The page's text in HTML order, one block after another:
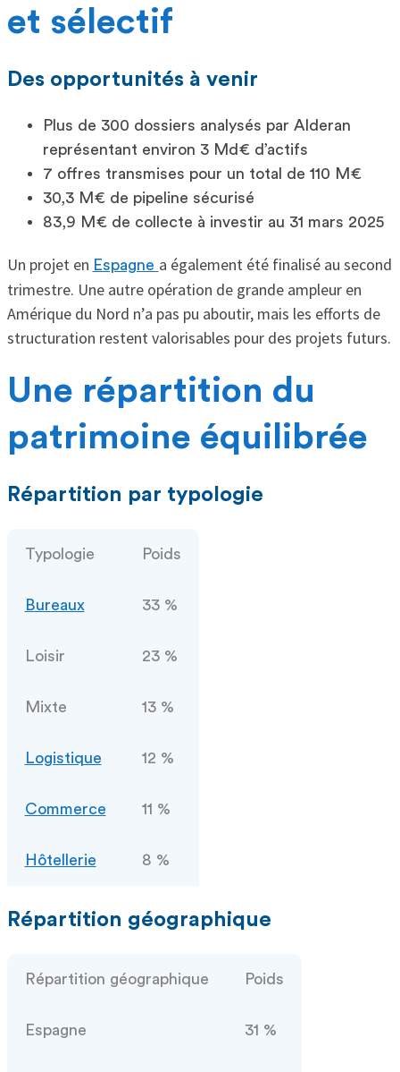
et sélectif
Des opportunités à venir
Plus de 300 dossiers analysés par Alderan
représentant environ 3 Md€ d’actifs
7 offres transmises pour un total de 110 M€
30,3 M€ de pipeline sécurisé
83,9 M€ de collecte à investir au 31 mars 2025
Un projet en Espagne a également été finalisé au second
trimestre. Une autre opération de grande ampleur en
Amérique du Nord n’a pas pu aboutir, mais les efforts de
structuration restent valorisables pour des projets futurs.
Une répartition du
patrimoine équilibrée
Répartition par typologie
Typologie Poids
Bureaux 33 %
Loisir 23 %
Mixte 13 %
Logistique 12 %
Commerce 11 %
Hôtellerie 8 %
Répartition géographique
Répartition géographique Poids
Espagne 31 %